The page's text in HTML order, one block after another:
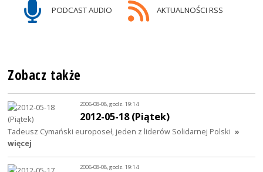
PODCAST AUDIO AKTUALNOŚCI RSS
Zobacz także
2006-08-08, godz. 19:14
2012-05-18 (Piątek)
Tadeusz Cymański europoseł, jeden z liderów Solidarnej Polski »
więcej
2006-08-08, godz. 19:14